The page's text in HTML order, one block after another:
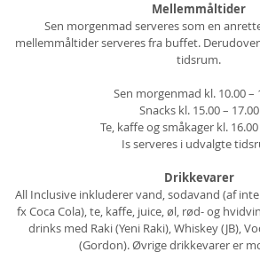
Mellemmåltider
Sen morgenmad serveres som en
mellemmåltider serveres fra buffet.
tidsrum.
Sen morgenmad kl. 10.00 –
Snacks kl. 15.00 – 17.00
Te, kaffe og småkager kl.
Is serveres i udvalgte
Drikkevarer
All Inclusive inkluderer vand, sodavand (af
fx Coca Cola), te, kaffe, juice, øl, rød- og
drinks med Raki (Yeni Raki), Whiskey (JB),
(Gordon). Øvrige drikkevarer er